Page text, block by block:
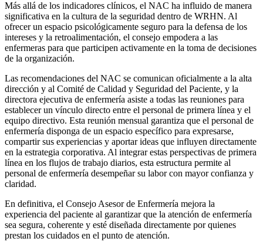
Más allá de los indicadores clínicos, el NAC ha influido de manera
significativa en la cultura de la seguridad dentro de WRHN. Al
ofrecer un espacio psicológicamente seguro para la defensa de los
intereses y la retroalimentación, el consejo empodera a las
enfermeras para que participen activamente en la toma de decisiones
de la organización.
Las recomendaciones del NAC se comunican oficialmente a la alta
dirección y al Comité de Calidad y Seguridad del Paciente, y la
directora ejecutiva de enfermería asiste a todas las reuniones para
establecer un vínculo directo entre el personal de primera línea y el
equipo directivo. Esta reunión mensual garantiza que el personal de
enfermería disponga de un espacio específico para expresarse,
compartir sus experiencias y aportar ideas que influyen directamente
en la estrategia corporativa. Al integrar estas perspectivas de primera
línea en los flujos de trabajo diarios, esta estructura permite al
personal de enfermería desempeñar su labor con mayor confianza y
claridad.
En definitiva, el Consejo Asesor de Enfermería mejora la
experiencia del paciente al garantizar que la atención de enfermería
sea segura, coherente y esté diseñada directamente por quienes
prestan los cuidados en el punto de atención.